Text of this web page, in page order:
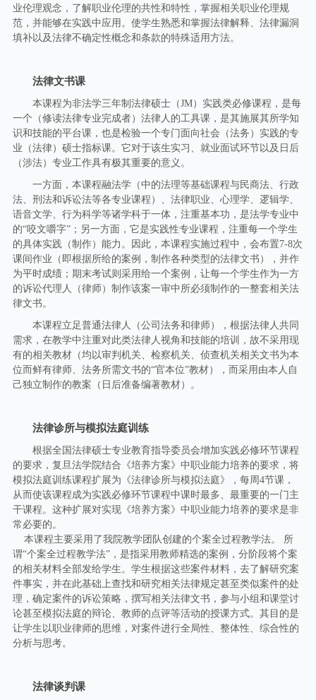
业伦理观念，了解职业伦理的共性和特性，掌握相关职业伦理规
范，并能够在实践中应用。使学生熟悉和掌握法律解释、法律漏洞
填补以及法律不确定性概念和条款的特殊适用方法。
法律文书课
本课程为非法学三年制法律硕士（JM）实践类必修课程，是每
一个（修读法律专业完成者）法律人的工具课，是其施展其所学知
识和技能的平台课，也是检验一个专门面向社会（法务）实践的专
业（法律）硕士指标课。它对于该生实习、就业面试环节以及日后
（涉法）专业工作具有极其重要的意义。
一方面，本课程融法学（中的法理等基础课程与民商法、行政
法、刑法和诉讼法等各专业课程）、法律职业、心理学、逻辑学、
语音文学、行为科学等诸学科于一体，注重基本功，是法学专业中
的“咬文嚼字”；另一方面，它是实践性专业课程，注重每一个学生
的具体实践（制作）能力。因此，本课程实施过程中，会布置7-8次
课间作业（即根据所给的案例，制作各种类型的法律文书），并作
为平时成绩；期末考试则采用给一个案例，让每一个学生作为一方
的诉讼代理人（律师）制作该案一审中所必须制作的一整套相关法
律文书。
本课程立足普通法律人（公司法务和律师），根据法律人共同
需求，在教学中注重对此类法律人视角和技能的培训，故不采用现
有的相关教材（均以审判机关、检察机关、侦查机关相关文书为本
位而鲜有律师、法务所需文书的“官本位”教材），而采用由本人自
己独立制作的教案（日后准备编著教材）。
法律诊所与模拟法庭训练
根据全国法律硕士专业教育指导委员会增加实践必修环节课程
的要求，复旦法学院结合《培养方案》中职业能力培养的要求，将
模拟法庭训练课程扩展为《法律诊所与模拟法庭》，每周4节课，
从而使该课程成为实践必修环节课程中课时最多、最重要的一门主
干课程。这种扩展对实现《培养方案》中职业能力培养的要求是非
常必要的。
本课程主要采用了我院教学团队创建的个案全过程教学法。 所
谓“个案全过程教学法”，是指采用教师精选的案例，分阶段将个案
的相关材料全部发给学生。学生根据这些案件材料，去了解研究案
件事实，并在此基础上查找和研究相关法律规定甚至类似案件的处
理，确定案件的诉讼策略，撰写相关法律文书，参与小组和课堂讨
论甚至模拟法庭的辩论、教师的点评等活动的授课方式。其目的是
让学生以职业律师的思维，对案件进行全局性、整体性、综合性的
分析与思考。
法律谈判课